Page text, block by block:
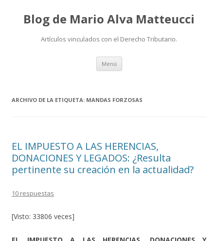
Blog de Mario Alva Matteucci
Artículos vinculados con el Derecho Tributario.
Menú Ir
contenido
ARCHIVO DE LA ETIQUETA: MANDAS FORZOSAS
EL IMPUESTO A LAS HERENCIAS,
DONACIONES Y LEGADOS: ¿Resulta
pertinente su creación en la actualidad?
10 respuestas
[Visto: 33806 veces]